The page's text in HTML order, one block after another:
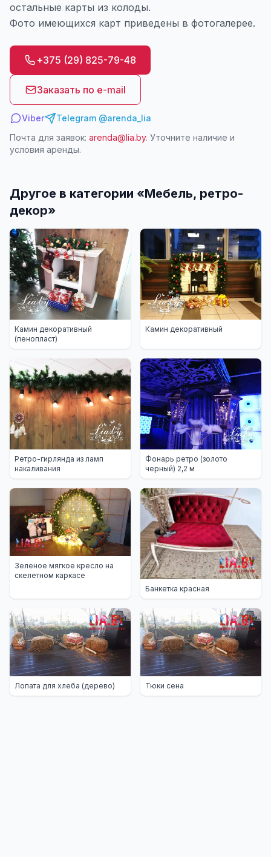
остальные карты из колоды.
Фото имеющихся карт приведены в фотогалерее.
+375 (29) 825-79-48
Заказать по e-mail
Viber
Telegram @arenda_lia
Почта для заявок: arenda@lia.by. Уточните наличие и
условия аренды.
Другое в категории «Мебель, ретро-
декор»
Камин декоративный
(пенопласт)
Камин декоративный
Ретро-гирлянда из ламп
накаливания
Фонарь ретро (золото
черный) 2,2 м
Зеленое мягкое кресло на
скелетном каркасе
Банкетка красная
Лопата для хлеба (дерево) Тюки сена